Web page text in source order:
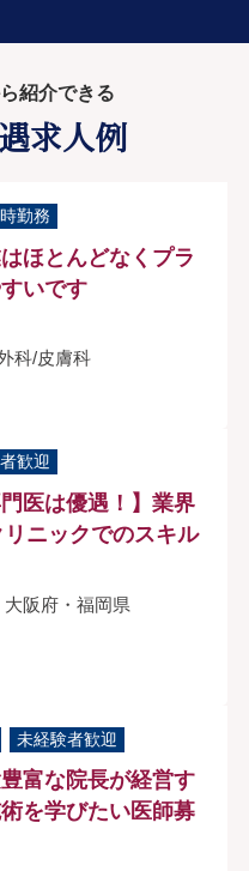
紹介できる
求人例
勤務
ほとんどなくプラ
いです
科/皮膚科
歓迎
医は優遇！】業界
ニックでのスキル
阪府・福岡県
未経験者歓迎
富な院長が経営す
を学びたい医師募